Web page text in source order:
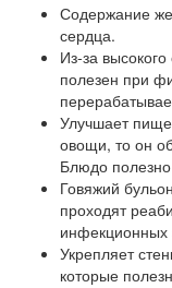
Содержание
сердца.
Из-за
полезен при
Улучшает
овощи, то он
Блюдо
Говяжий
проходят
инфекционных
Укрепляет
которые